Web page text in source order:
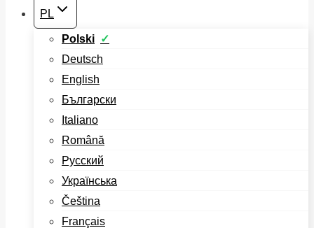
PL
Polski
Deutsch
English
Български
Italiano
Română
Русский
Українська
Čeština
Français